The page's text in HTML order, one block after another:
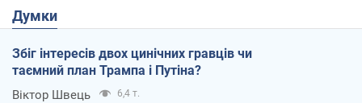
Думки
Збіг інтересів двох цинічних гравців чи
таємний план Трампа і Путіна?
Віктор Швець 6,4 т.